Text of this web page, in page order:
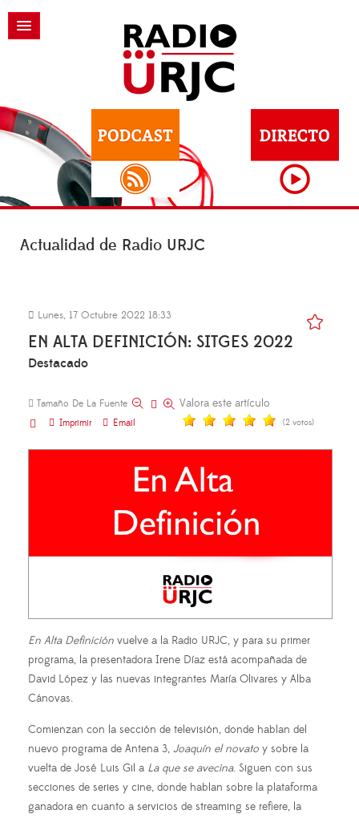
Actualidad de Radio URJC
Lunes, 17 Octubre 2022 18:33
EN ALTA DEFINICIÓN: SITGES 2022
Destacado
Tamaño De La Fuente
Imprimir
Email
Valora este artículo
(2 votos)
En Alta Definición vuelve a la Radio URJC, y para su primer
programa, la presentadora Irene Díaz está acompañada de
David López y las nuevas integrantes María Olivares y Alba
Cánovas.
Comienzan con la sección de televisión, donde hablan del
nuevo programa de Antena 3, Joaquín el novato y sobre la
vuelta de José Luis Gil a La que se avecina. Siguen con sus
secciones de series y cine, donde hablan sobre la plataforma
ganadora en cuanto a servicios de streaming se refiere, la